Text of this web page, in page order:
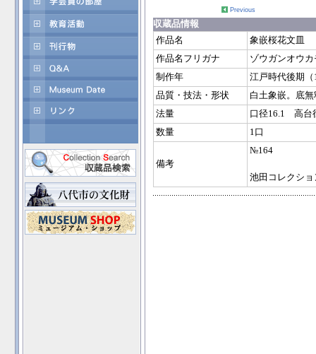
Previous
収蔵品情報
作品名
象嵌桜花文皿
作品名フリガナ
ゾウガンオウ
制作年
江戸時代後期
品質・技法・形状
白土象嵌。底無
法量
口径16.1 高台
数量
1口
備考
№164
池田コレクショ